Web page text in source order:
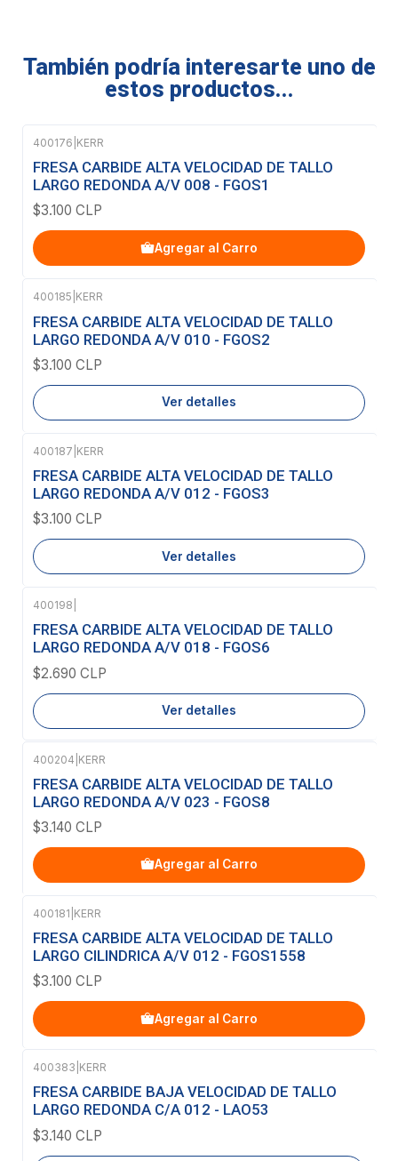
También podría interesarte uno de
estos productos...
400176 KERR
FRESA CARBIDE ALTA VELOCIDAD DE TALLO
LARGO REDONDA A/V 008 - FGOS1
$3.100 CLP
Agregar al Carro
Agotado
400185 KERR
FRESA CARBIDE ALTA VELOCIDAD DE TALLO
LARGO REDONDA A/V 010 - FGOS2
$3.100 CLP
Ver detalles
Agotado
400187 KERR
FRESA CARBIDE ALTA VELOCIDAD DE TALLO
LARGO REDONDA A/V 012 - FGOS3
$3.100 CLP
Ver detalles
Agotado
400198
FRESA CARBIDE ALTA VELOCIDAD DE TALLO
LARGO REDONDA A/V 018 - FGOS6
$2.690 CLP
Ver detalles
400204 KERR
FRESA CARBIDE ALTA VELOCIDAD DE TALLO
LARGO REDONDA A/V 023 - FGOS8
$3.140 CLP
Agregar al Carro
400181 KERR
FRESA CARBIDE ALTA VELOCIDAD DE TALLO
LARGO CILINDRICA A/V 012 - FGOS1558
$3.100 CLP
Agregar al Carro
Agotado
400383 KERR
FRESA CARBIDE BAJA VELOCIDAD DE TALLO
LARGO REDONDA C/A 012 - LAO53
$3.140 CLP